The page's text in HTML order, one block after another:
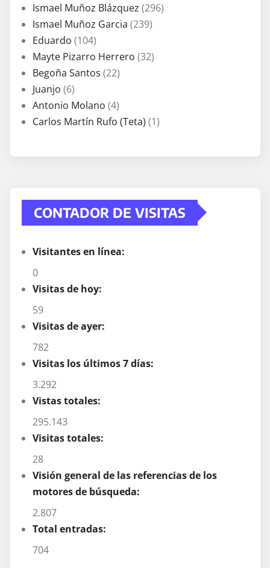
Ismael Muñoz Blázquez (296)
Ismael Muñoz Garcia (239)
Eduardo (104)
Mayte Pizarro Herrero (32)
Begoña Santos (22)
Juanjo (6)
Antonio Molano (4)
Carlos Martín Rufo (Teta) (1)
CONTADOR DE VISITAS
Visitantes en línea:
0
Visitas de hoy:
59
Visitas de ayer:
782
Visitas los últimos 7 días:
3.292
Vistas totales:
295.143
Visitas totales:
28
Visión general de las referencias de los
motores de búsqueda:
2.807
Total entradas:
704